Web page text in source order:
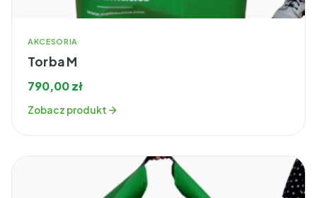
AKCESORIA
Torba M
790,00zł
Zobacz produkt